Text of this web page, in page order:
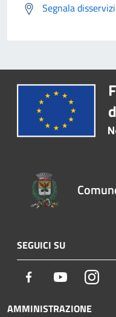
Segnala
SEGUICI SU
Facebook Youtube
AMMINISTRAZIONE